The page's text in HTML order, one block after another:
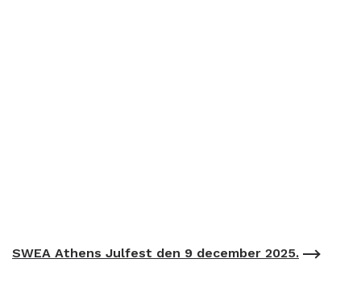
SWEA Athens Julfest den 9 december 2025.